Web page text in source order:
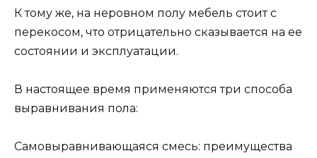
К тому же, на неровном полу мебель стоит с
перекосом, что отрицательно сказывается на ее
состоянии и эксплуатации.
В настоящее время применяются три способа
выравнивания пола:
Самовыравнивающаяся смесь: преимущества